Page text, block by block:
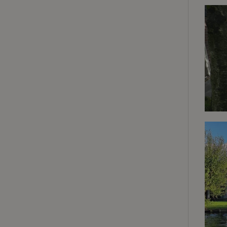
Les cookies
utilisateurs et la
nécessaires.